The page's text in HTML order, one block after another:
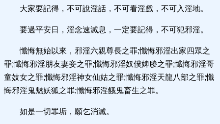
大家要記得，不可說淫話，不可看淫戲，不可入淫地。
要過平安日，淫念速滅息，一定要記得，不可犯邪淫。
懺悔無始以來，邪淫六親尊長之罪;懺悔邪淫出家四眾之
罪;懺悔邪淫朋友妻妾之罪;懺悔邪淫奴僕婢媵之罪;懺悔邪淫哥
童妓女之罪;懺悔邪淫神女仙姑之罪;懺悔邪淫天龍八部之罪;懺
悔邪淫鬼魅妖狐之罪;懺悔邪淫餓鬼畜生之罪。
如是一切罪垢，願乞消滅。